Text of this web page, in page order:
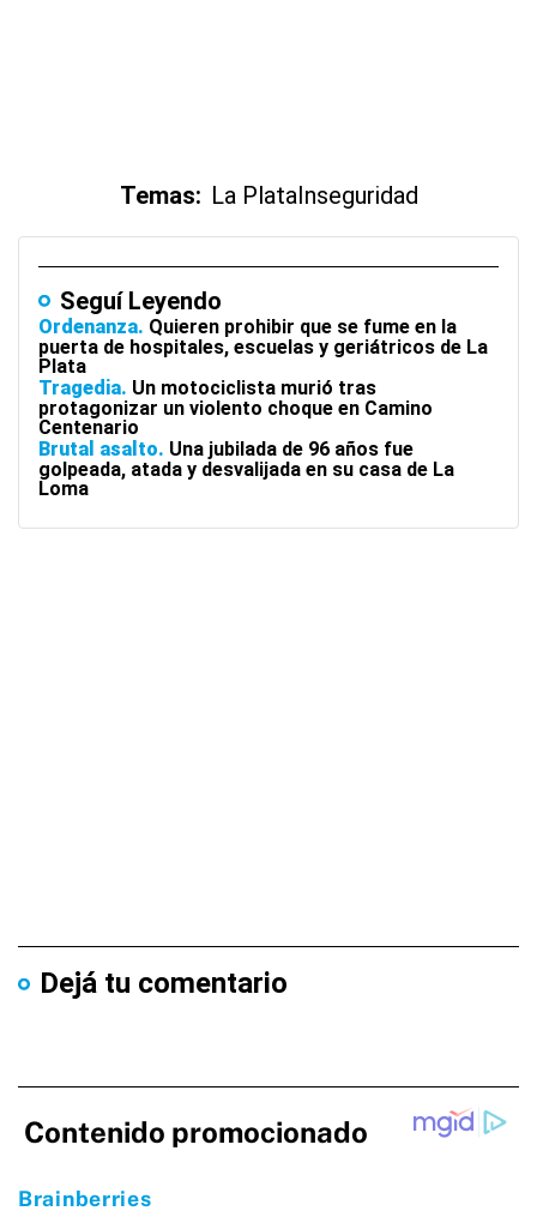
Temas: La PlataInseguridad
Seguí Leyendo
Ordenanza Quieren prohibir que se fume en la
puerta de hospitales, escuelas y geriátricos de La
Plata
Tragedia Un motociclista murió tras
protagonizar un violento choque en Camino
Centenario
Brutal asalto Una jubilada de 96 años fue
golpeada, atada y desvalijada en su casa de La
Loma
Dejá tu comentario